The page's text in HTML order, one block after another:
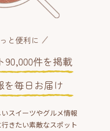
と便利に
90,000件を掲載
を毎日お届け
スイーツやグルメ情報
きたい素敵なスポット